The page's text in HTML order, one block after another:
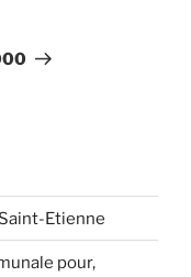
Etienne
pour,